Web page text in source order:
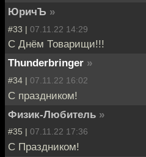
ЮричЪ »
#33 | 07.11.22 14:29
С Днём Товарищи!!!
Thunderbringer »
#34 | 07.11.22 16:02
C праздником!
Физик-Любитель »
#35 | 07.11.22 17:36
С Праздником!